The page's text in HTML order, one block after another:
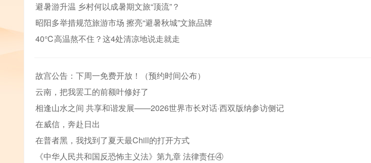
避暑游升温 乡村何以成暑期文旅“顶流”？
昭阳多举措规范旅游市场 擦亮“避暑秋城”文旅品牌
40℃高温熬不住？这4处清凉地说走就走
故宫公告：下周一免费开放！（预约时间公布）
云南，把我罢工的前额叶修好了
相逢山水之间 共享和谐发展——2026世界市长对话·西双版纳参访侧记
在威信，奔赴日出
在普者黑，我找到了夏天最Chill的打开方式
《中华人民共和国反恐怖主义法》第九章 法律责任④